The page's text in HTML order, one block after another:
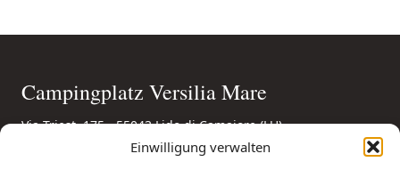
Einwilligung verwalten
Campingplatz Versilia Mare
Via Triest, 175 - 55043 Lido di Camaiore (LU)
Festnetz: +39 0584 176 0010
(auch WhatsApp)